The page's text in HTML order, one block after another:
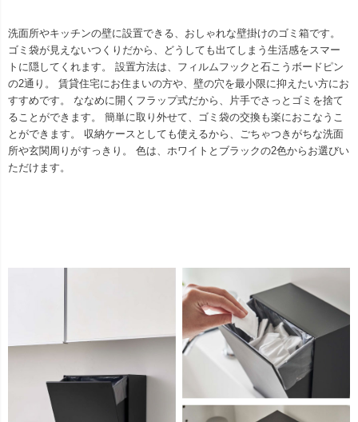
洗面所やキッチンの壁に設置できる、おしゃれな壁掛けのゴミ箱です。
ゴミ袋が見えないつくりだから、どうしても出てしまう生活感をスマー
トに隠してくれます。 設置方法は、フィルムフックと石こうボードピン
の2通り。 賃貸住宅にお住まいの方や、壁の穴を最小限に抑えたい方にお
すすめです。 ななめに開くフラップ式だから、片手でさっとゴミを捨て
ることができます。 簡単に取り外せて、ゴミ袋の交換も楽におこなうこ
とができます。 収納ケースとしても使えるから、ごちゃつきがちな洗面
所や玄関周りがすっきり。 色は、ホワイトとブラックの2色からお選びい
ただけます。